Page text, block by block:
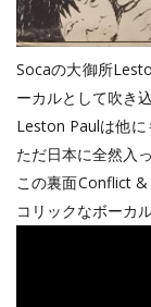
Socaの大御所
ーカルとして吹き
Leston Paulは他に
ただ日本に全然入
この裏面Conflict
コリックなボーカ